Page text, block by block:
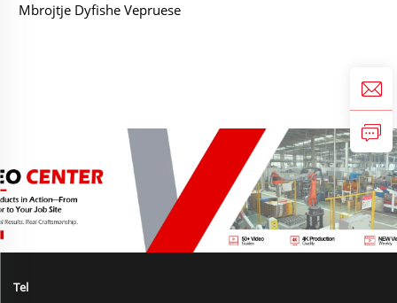
Mbrojtje Dyfishe Vepruese
Tel